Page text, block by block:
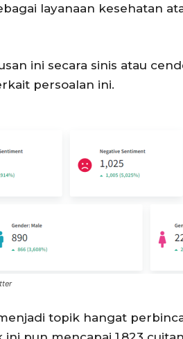
layanaan kesehatan
ini secara sinis atau
persoalan ini.
topik hangat